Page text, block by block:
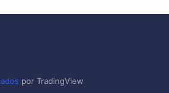
por TradingView